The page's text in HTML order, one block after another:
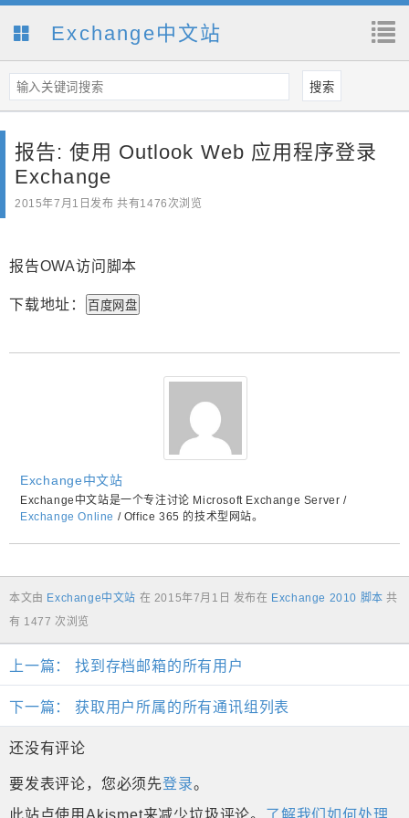
Exchange中文站
报告: 使用 Outlook Web 应用程序登录
Exchange
2015年7月1日发布 共有1476次浏览
报告OWA访问脚本
下载地址： 百度网盘
Exchange中文站
Exchange中文站是一个专注讨论 Microsoft Exchange Server /
Exchange Online / Office 365 的技术型网站。
本文由 Exchange中文站 在 2015年7月1日 发布在 Exchange 2010 脚本 共
有 1477 次浏览
上一篇： 找到存档邮箱的所有用户
下一篇： 获取用户所属的所有通讯组列表
还没有评论
要发表评论，您必须先登录。